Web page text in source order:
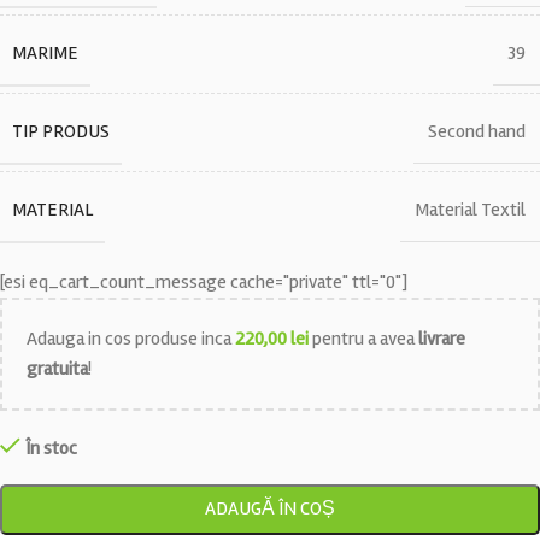
MARIME 39
TIP PRODUS Second hand
MATERIAL Material Textil
[esi eq_cart_count_message cache="private" ttl="0"]
Adauga in cos produse inca220,00leipentru a avealivrare
gratuita!
În stoc
ADAUGĂ ÎN COȘ